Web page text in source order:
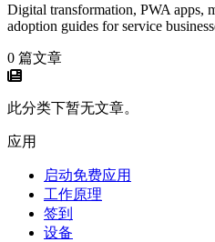
Digital transformation, PWA apps,
adoption guides for service
0 篇文章
此分类下暂无文章。
应用
启动免费应用
工作原理
签到
设备